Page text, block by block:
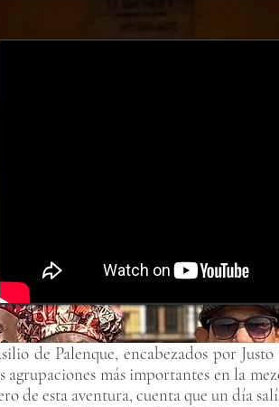
de Palenque, encabezados por
más importantes en la
de esta aventura, cuenta que un día